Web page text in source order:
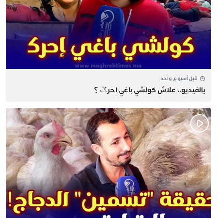
قبل أسبوع واحد
يالفيديو.. علاش كولشي باغي إحرݣ ؟